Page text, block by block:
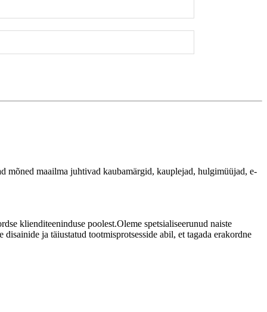
mõned maailma juhtivad kaubamärgid, kauplejad, hulgimüüjad, e-
klienditeeninduse poolest.Oleme spetsialiseerunud naiste
ja täiustatud tootmisprotsesside abil, et tagada erakordne